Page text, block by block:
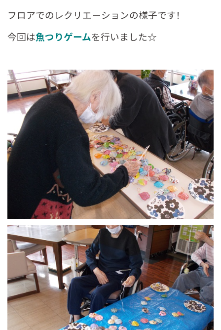
フロアでのレクリエーションの様子です！
今回は魚つりゲームを行いました☆